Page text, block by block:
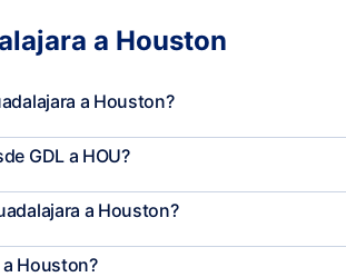
a Houston
a Houston?
GDL a HOU?
a Houston?
Houston?